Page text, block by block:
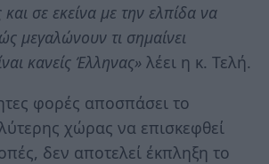
σε εκείνα με την ελπίδα να
μεγαλώνουν τι σημαίνει
κανείς Έλληνας» λέει η κ. Τελή.
φορές αποσπάσει το
χώρας να επισκεφθεί
δεν αποτελεί έκπληξη το